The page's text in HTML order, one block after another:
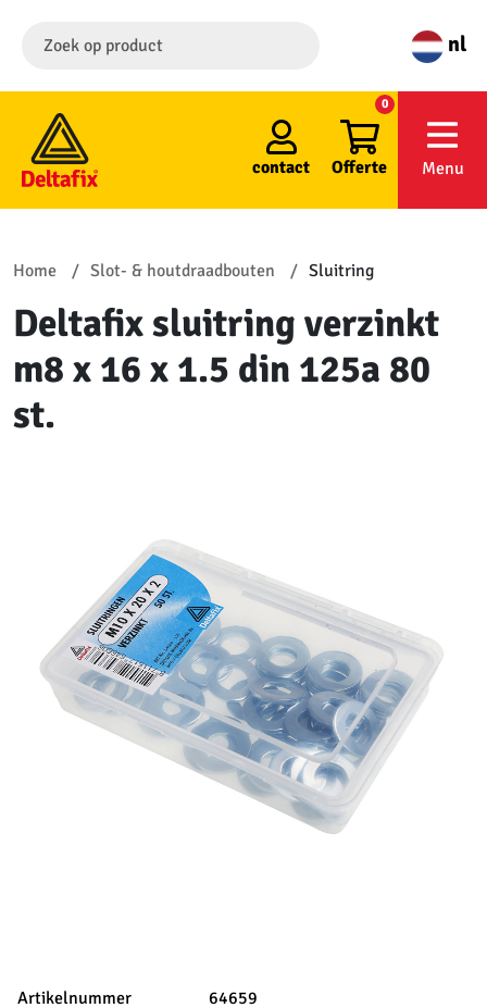
nl
contact Offerte
0
Menu
Home Slot- & houtdraadbouten Sluitring
Deltafix sluitring verzinkt
m8 x 16 x 1.5 din 125a 80
st.
Artikelnummer
64659